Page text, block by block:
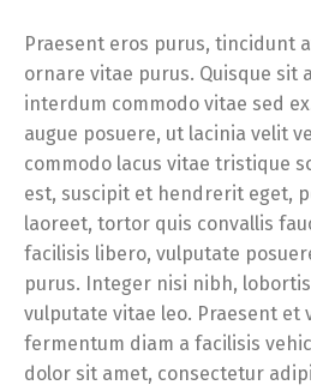
Praesent eros purus, tincidunt
ornare vitae purus. Quisque sit
interdum commodo vitae sed
augue posuere, ut lacinia velit
commodo lacus vitae tristique
est, suscipit et hendrerit eget,
laoreet, tortor quis convallis
facilisis libero, vulputate
purus. Integer nisi nibh,
vulputate vitae leo. Praesent et
fermentum diam a facilisis
dolor sit amet, consectetur